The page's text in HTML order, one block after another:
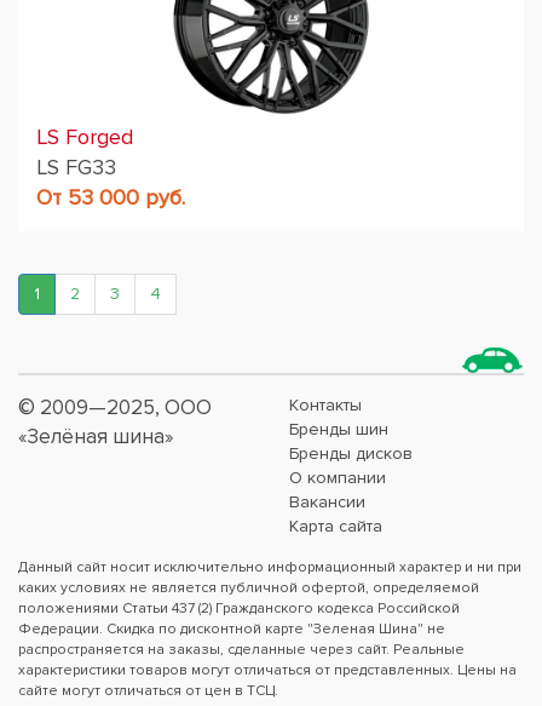
LS Forged
LS FG33
От 53 000 руб.
1 2 3 4
© 2009—2025, ООО
«Зелёная шина»
Контакты
Бренды шин
Бренды дисков
О компании
Вакансии
Карта сайта
Данный сайт носит исключительно информационный характер и ни при
каких условиях не является публичной офертой, определяемой
положениями Статьи 437 (2) Гражданского кодекса Российской
Федерации. Скидка по дисконтной карте "Зеленая Шина" не
распространяется на заказы, сделанные через сайт. Реальные
характеристики товаров могут отличаться от представленных. Цены на
сайте могут отличаться от цен в ТСЦ.